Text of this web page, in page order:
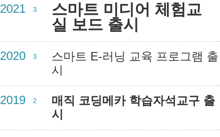
2021 3
스마트 미디어 체험교
실 보드 출시
2020 3
스마트 E-러닝 교육 프로그램 출
시
2019 2
매직 코딩메카 학습자석교구 출
시